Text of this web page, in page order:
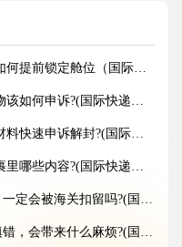
位（国际海运干货知识分享）
诉?(国际快递干货知识分享)
解封?(国际快递干货知识分享)
容?(国际快递干货知识分享)
扣留吗?(国际快递干货知识分享)
么麻烦?(国际快递干货知识分享)